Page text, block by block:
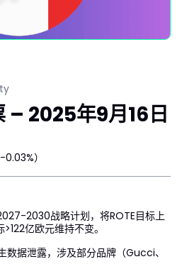
– 2025年9月16日
）
2030战略计划，将ROTE目标上
亿欧元维持不变。
数据泄露，涉及部分品牌（Gucci、